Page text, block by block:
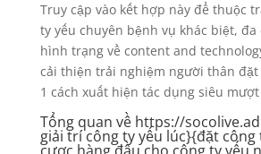
Truy cập vào kết hợp này để thuộc
ty yếu chuyên bệnh vụ khác biệt,
hình trạng về content and
cải thiện trải nghiệm người thân đặt
1 cách xuất hiện tác dụng siêu
Tổng quan về https://
giải trí công ty yếu lúc}{đặt